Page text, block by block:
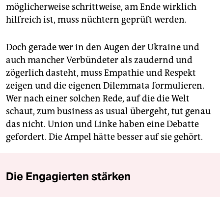
möglicherweise schrittweise, am Ende wirklich
hilfreich ist, muss nüchtern geprüft werden.
Doch gerade wer in den Augen der Ukraine und
auch mancher Verbündeter als zaudernd und
zögerlich dasteht, muss Empathie und Respekt
zeigen und die eigenen Dilemmata formulieren.
Wer nach einer solchen Rede, auf die die Welt
schaut, zum business as usual übergeht, tut genau
das nicht. Union und Linke haben eine Debatte
gefordert. Die Ampel hätte besser auf sie gehört.
Die Engagierten stärken